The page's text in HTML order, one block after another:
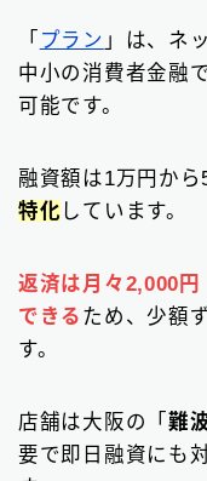
「 プラン 」は、ネ
中小の消費者金融
可能です。
融資額は1万円か
特化 しています。
返済は月々2,000円
できる ため、少額
す。
店舗は大阪の「 難
要で即日融資にも